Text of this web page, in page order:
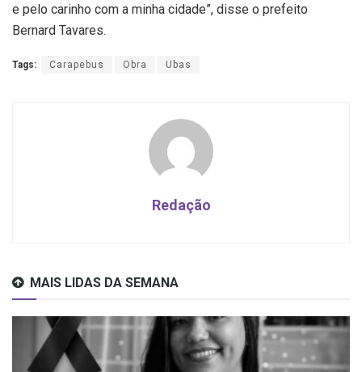
e pelo carinho com a minha cidade”, disse o prefeito
Bernard Tavares.
Tags: Carapebus Obra Ubas
Redação
MAIS LIDAS DA SEMANA